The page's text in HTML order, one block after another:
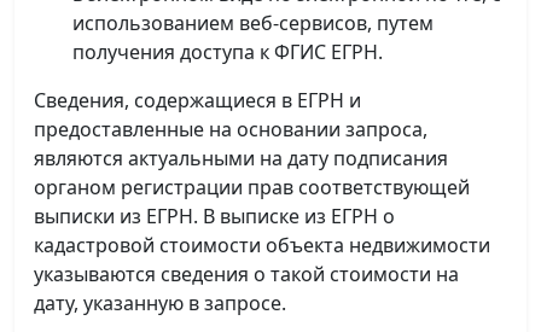
использованием веб-сервисов, путем
получения доступа к ФГИС ЕГРН.
Сведения, содержащиеся в ЕГРН и
предоставленные на основании запроса,
являются актуальными на дату подписания
органом регистрации прав соответствующей
выписки из ЕГРН. В выписке из ЕГРН о
кадастровой стоимости объекта недвижимости
указываются сведения о такой стоимости на
дату, указанную в запросе.